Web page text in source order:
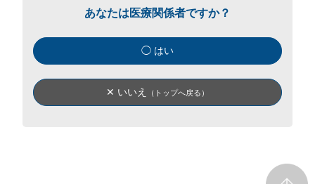
あなたは医療関係者ですか？
◯ はい
✕ いいえ （トップへ戻る）